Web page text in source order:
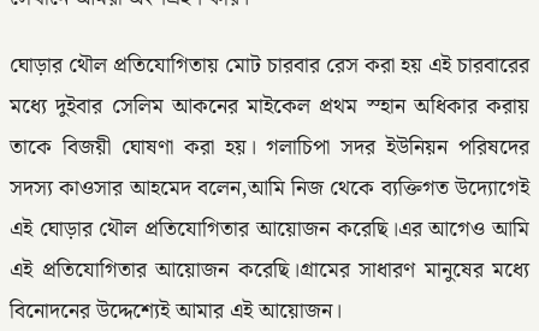
ঘোড়ার থৌল প্রতিযোগিতায় মোট চারবার রেস করা হয় এই চারবারের
মধ্যে দুইবার সেলিম আকনের মাইকেল প্রথম স্হান অধিকার করায়
তাকে বিজয়ী ঘোষণা করা হয়। গলাচিপা সদর ইউনিয়ন পরিষদের
সদস্য কাওসার আহমেদ বলেন,আমি নিজ থেকে ব্যক্তিগত উদ্যোগেই
এই ঘোড়ার থৌল প্রতিযোগিতার আয়োজন করেছি।এর আগেও আমি
এই প্রতিযোগিতার আয়োজন করেছি।গ্রামের সাধারণ মানুষের মধ্যে
বিনোদনের উদ্দেশ্যেই আমার এই আয়োজন।